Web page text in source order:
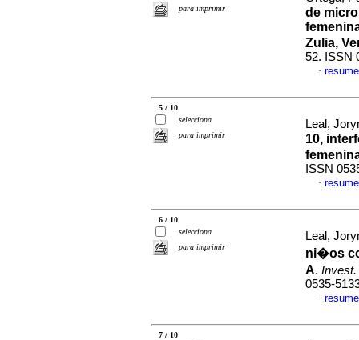
para imprimir
de
Zulia,
52. ISSN
·
5 / 10
selecciona
para imprimir
Leal,
10,
ISSN
·
6 / 10
selecciona
para imprimir
Leal,
ni�os
A.
0535-
·
7 / 10